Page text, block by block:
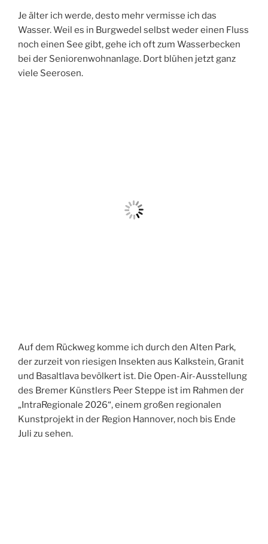
Je älter ich werde, desto mehr vermisse ich das
Wasser. Weil es in Burgwedel selbst weder einen Fluss
noch einen See gibt, gehe ich oft zum Wasserbecken
bei der Seniorenwohnanlage. Dort blühen jetzt ganz
viele Seerosen.
Auf dem Rückweg komme ich durch den Alten Park,
der zurzeit von riesigen Insekten aus Kalkstein, Granit
und Basaltlava bevölkert ist. Die Open-Air-Ausstellung
des Bremer Künstlers Peer Steppe ist im Rahmen der
„IntraRegionale 2026“, einem großen regionalen
Kunstprojekt in der Region Hannover, noch bis Ende
Juli zu sehen.